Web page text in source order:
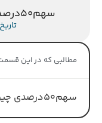
سهم۵۰درصدی چین در مصرف روی جهان
تاریخ
مطالبی که در این
سهم۵۰درصدی چین در مصرف روی جهان